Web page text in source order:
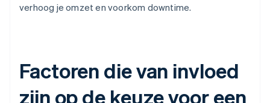
verhoog je omzet en voorkom downtime.
Factoren die van invloed
zijn op de keuze voor een